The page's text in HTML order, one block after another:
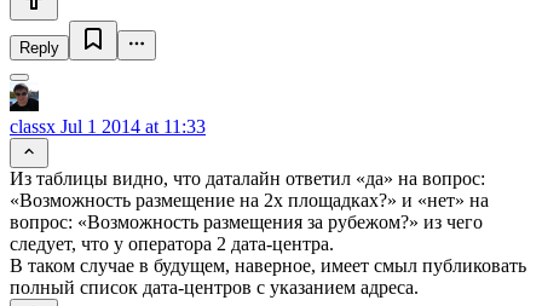
Reply
classx Jul 1 2014 at 11:33
Из таблицы видно, что даталайн ответил «да» на вопрос:
«Возможность размещение на 2х площадках?» и «нет» на
вопрос: «Возможность размещения за рубежом?» из чего
следует, что у оператора 2 дата-центра.
В таком случае в будущем, наверное, имеет смыл публиковать
полный список дата-центров с указанием адреса.